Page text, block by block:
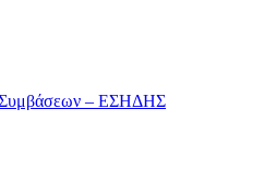
Συμβάσεων – ΕΣΗΔΗΣ